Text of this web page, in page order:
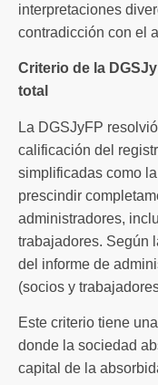
interpretaciones
contradicción con el
Criterio de la
total
La DGSJyFP
calificación del
simplificadas como
prescindir
administradores,
trabajadores. Según
del informe de
(socios y
Este criterio tiene
donde la sociedad
capital de la